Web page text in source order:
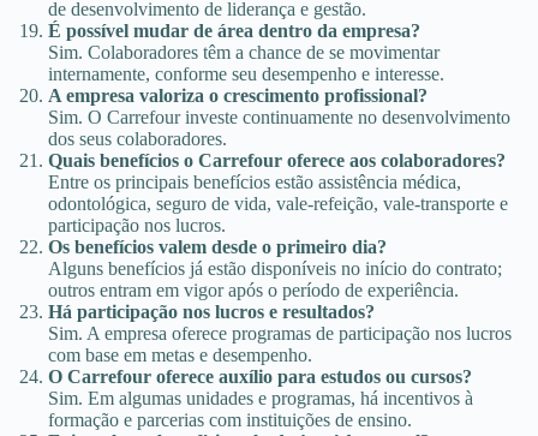
de desenvolvimento de liderança e gestão.
É possível mudar de área dentro da empresa?
Sim. Colaboradores têm a chance de se movimentar
internamente, conforme seu desempenho e interesse.
A empresa valoriza o crescimento profissional?
Sim. O Carrefour investe continuamente no desenvolvimento
dos seus colaboradores.
Quais benefícios o Carrefour oferece aos colaboradores?
Entre os principais benefícios estão assistência médica,
odontológica, seguro de vida, vale-refeição, vale-transporte e
participação nos lucros.
Os benefícios valem desde o primeiro dia?
Alguns benefícios já estão disponíveis no início do contrato;
outros entram em vigor após o período de experiência.
Há participação nos lucros e resultados?
Sim. A empresa oferece programas de participação nos lucros
com base em metas e desempenho.
O Carrefour oferece auxílio para estudos ou cursos?
Sim. Em algumas unidades e programas, há incentivos à
formação e parcerias com instituições de ensino.